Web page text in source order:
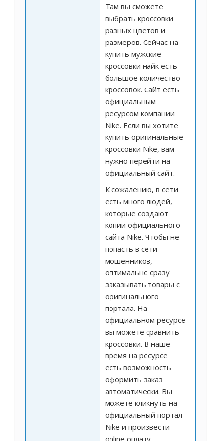
Там вы сможете
выбрать кроссовки
разных цветов и
размеров. Сейчас на
купить мужские
кроссовки найк есть
большое количество
кроссовок. Сайт есть
официальным
ресурсом компании
Nike. Если вы хотите
купить оригинальные
кроссовки Nike, вам
нужно перейти на
официальный сайт.
К сожалению, в сети
есть много людей,
которые создают
копии официального
сайта Nike. Чтобы не
попасть в сети
мошенников,
оптимально сразу
заказывать товары с
оригинального
портала. На
официальном ресурсе
вы можете сравнить
кроссовки. В наше
время на ресурсе
есть возможность
оформить заказ
автоматически. Вы
можете кликнуть на
официальный портал
Nike и произвести
online оплату.